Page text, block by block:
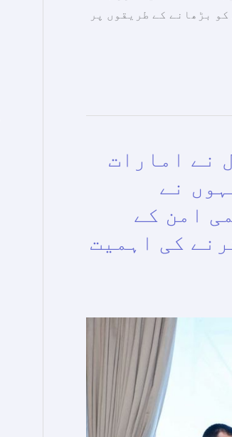
بڑھانے کے طریقوں پر
نے امارات
نے
امن کے
کی اہمیت